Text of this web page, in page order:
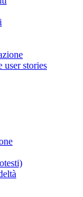
user stories